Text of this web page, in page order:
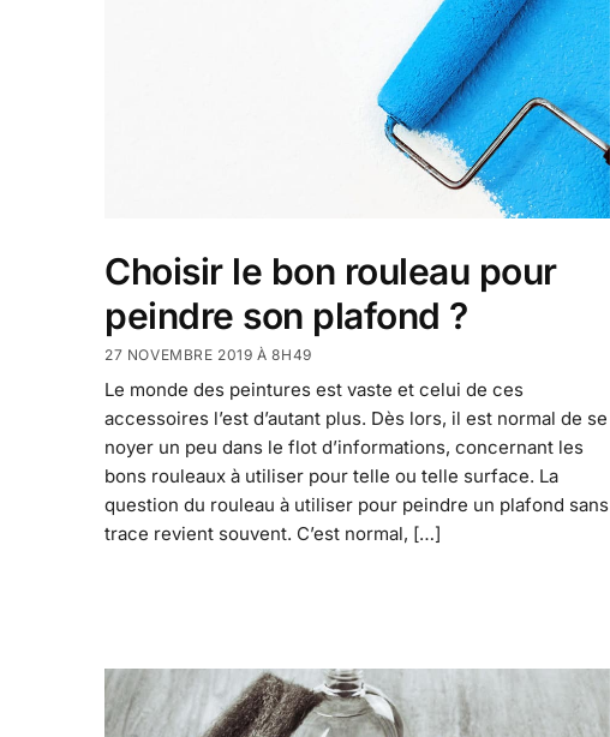
Choisir le bon rouleau pour
peindre son plafond ?
27 NOVEMBRE 2019 À 8H49
Le monde des peintures est vaste et celui de ces
accessoires l’est d’autant plus. Dès lors, il est normal de se
noyer un peu dans le flot d’informations, concernant les
bons rouleaux à utiliser pour telle ou telle surface. La
question du rouleau à utiliser pour peindre un plafond sans
trace revient souvent. C’est normal, […]